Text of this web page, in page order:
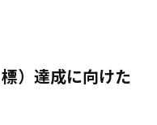
）達成に向けた